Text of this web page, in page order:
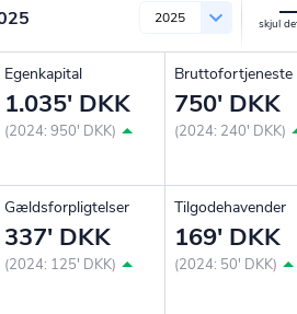
2025
Egenkapital
1.035' DKK
(2024: 950' DKK)
Bruttofortjeneste
750' DKK
(2024: 240' DKK)
Gældsforpligtelser
337' DKK
(2024: 125' DKK)
Tilgodehavender
169' DKK
(2024: 50' DKK)